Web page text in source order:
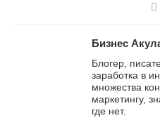
Бизнес
Блогер,
заработка в
множества
маркетингу,
где нет.